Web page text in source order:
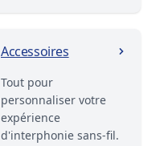
Accessoires
Tout pour
personnaliser votre
expérience
d'interphonie sans-fil.